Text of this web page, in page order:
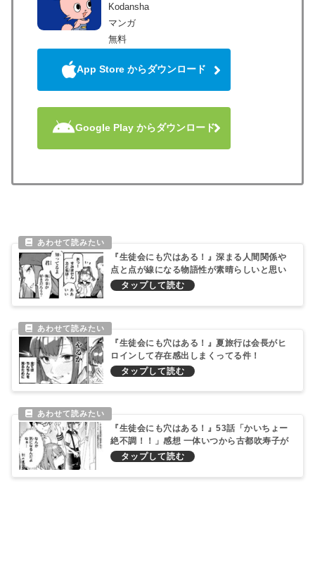
Kodansha
マンガ
無料
App Store からダウンロード
Google Play からダウンロード
『生徒会にも穴はある！』深まる人間関係や
点と点が線になる物語性が素晴らしいと思い
ました（小並感）
『生徒会にも穴はある！』夏旅行は会長がヒ
ロインして存在感出しまくってる件！
『生徒会にも穴はある！』53話「かいちょー
絶不調！！」感想 一体いつから古都吹寿子が
ヒロインレースから脱落してオチ担当と錯覚